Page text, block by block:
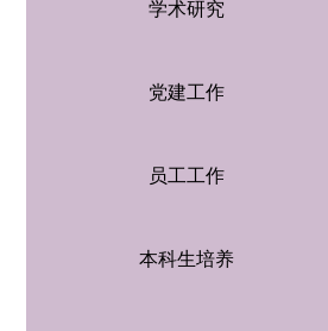
学术研究
党建工作
员工工作
本科生培养